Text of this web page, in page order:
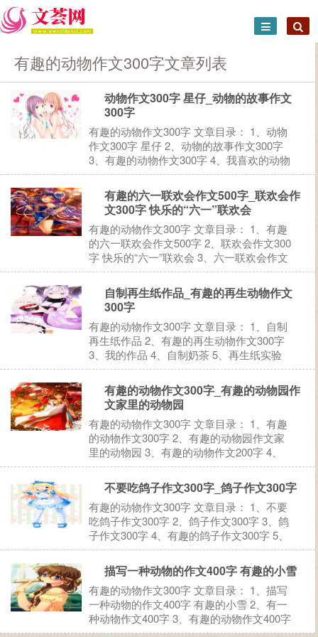
有趣的动物作文300字文章列表
动物作文300字 星仔_动物的故事作文
300字
有趣的动物作文300字 文章目录： 1、动物
作文300字 星仔 2、动物的故事作文300字
3、有趣的动物作文300字 4、我喜欢的动物
作文300字 5、我是一只什么动物作文300字
6、猜你喜欢： 1、动物作文300字 星仔 我
的姐姐—&...
有趣的六一联欢会作文500字_联欢会作
文300字 快乐的“六一”联欢会
有趣的动物作文300字 文章目录： 1、有趣
的六一联欢会作文500字 2、联欢会作文300
字 快乐的“六一”联欢会 3、六一联欢会作文
500字 4、有趣的动物联欢会作文500字 5、
六一联欢会作文500字 6、猜你喜欢： 1、
有趣的六一联欢会作文500字...
自制再生纸作品_有趣的再生动物作文
300字
有趣的动物作文300字 文章目录： 1、自制
再生纸作品 2、有趣的再生动物作文300字
3、我的作品 4、自制奶茶 5、再生纸实验
作文300字 6、猜你喜欢： 1、自制再生纸
作品 自制再生纸作品 自然课老师前两个星
期布置了制作再生纸的作业，是考察学生
的...
有趣的动物作文300字_有趣的动物园作
文家里的动物园
有趣的动物作文300字 文章目录： 1、有趣
的动物作文300字 2、有趣的动物园作文家
里的动物园 3、有趣的动物作文200字 4、
有趣的动物园作文 5、有趣的再生动物作文
300字 6、猜你喜欢： 1、有趣的动物作文
300字 【小狗泰迪】 徐凡夏 我家隔...
不要吃鸽子作文300字_鸽子作文300字
有趣的动物作文300字 文章目录： 1、不要
吃鸽子作文300字 2、鸽子作文300字 3、鸽
子作文300字 4、有趣的鸽子作文300字 5、
我不要吃鸽子作文300字 6、猜你喜欢：
1、不要吃鸽子作文300字 【爸爸，请不要
吃鸽子】 延吉市北山小学二年...
描写一种动物的作文400字 有趣的小雪
有趣的动物作文300字 文章目录： 1、描写
一种动物的作文400字 有趣的小雪 2、有一
种动物作文400字 3、有趣的动物作文400字
4、描写雪景的作文700字 小雪 5、可爱的